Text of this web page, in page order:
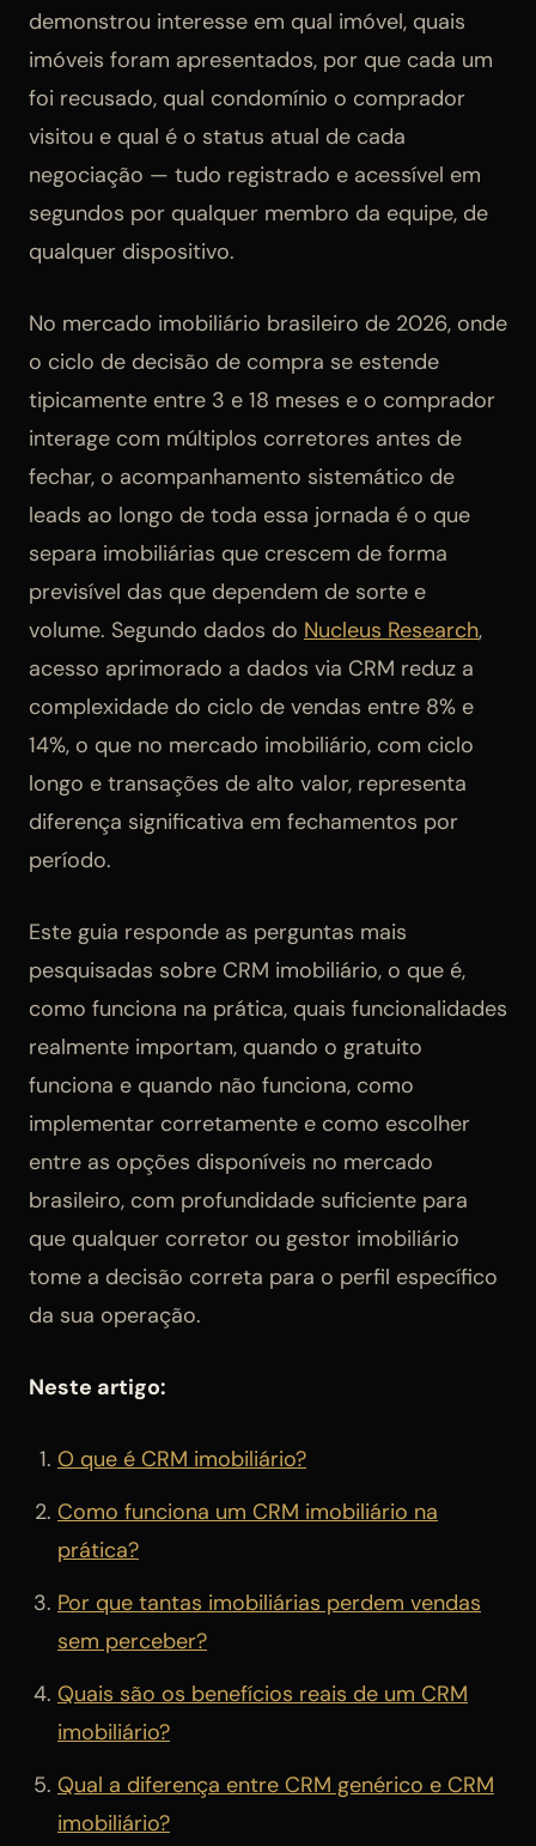
demonstrou interesse em qual imóvel, quais
imóveis foram apresentados, por que cada um
foi recusado, qual condomínio o comprador
visitou e qual é o status atual de cada
negociação — tudo registrado e acessível em
segundos por qualquer membro da equipe, de
qualquer dispositivo.
No mercado imobiliário brasileiro de 2026, onde
o ciclo de decisão de compra se estende
tipicamente entre 3 e 18 meses e o comprador
interage com múltiplos corretores antes de
fechar, o acompanhamento sistemático de
leads ao longo de toda essa jornada é o que
separa imobiliárias que crescem de forma
previsível das que dependem de sorte e
volume. Segundo dados do Nucleus Research,
acesso aprimorado a dados via CRM reduz a
complexidade do ciclo de vendas entre 8% e
14%, o que no mercado imobiliário, com ciclo
longo e transações de alto valor, representa
diferença significativa em fechamentos por
período.
Este guia responde as perguntas mais
pesquisadas sobre CRM imobiliário, o que é,
como funciona na prática, quais funcionalidades
realmente importam, quando o gratuito
funciona e quando não funciona, como
implementar corretamente e como escolher
entre as opções disponíveis no mercado
brasileiro, com profundidade suficiente para
que qualquer corretor ou gestor imobiliário
tome a decisão correta para o perfil específico
da sua operação.
Neste artigo:
O que é CRM imobiliário?
Como funciona um CRM imobiliário na
prática?
Por que tantas imobiliárias perdem vendas
sem perceber?
Quais são os benefícios reais de um CRM
imobiliário?
Qual a diferença entre CRM genérico e CRM
imobiliário?